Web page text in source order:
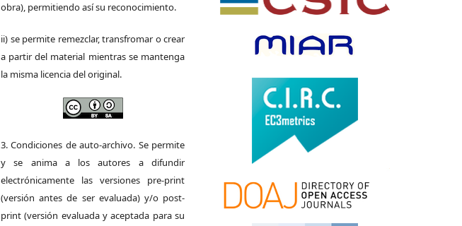
obra), permitiendo así su reconocimiento.
ii) se permite remezclar, transfromar o crear
a partir del material mientras se mantenga
la misma licencia del original.
3. Condiciones de auto-archivo. Se permite
y se anima a los autores a difundir
electrónicamente las versiones pre-print
(versión antes de ser evaluada) y/o post-
print (versión evaluada y aceptada para su